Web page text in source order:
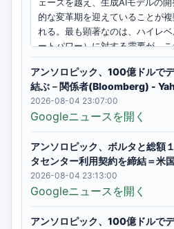
アンソロピック、100億ドルで
結ぶ－関係者(Bloomberg) -
2026-08-04 23:07:00
Googleニュースを開く
アンソロピック、ボルタと総額
タセンター利用契約を締結＝米
2026-08-04 23:13:00
Googleニュースを開く
アンソロピック、100億ドルで